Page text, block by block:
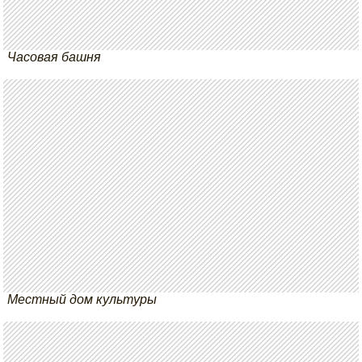
Часовая башня
Местный дом культуры